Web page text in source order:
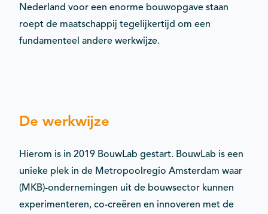
Nederland voor een enorme bouwopgave staan
roept de maatschappij tegelijkertijd om een
fundamenteel andere werkwijze.
De werkwijze
Hierom is in 2019 BouwLab gestart. BouwLab is een
unieke plek in de Metropoolregio Amsterdam waar
(MKB)-ondernemingen uit de bouwsector kunnen
experimenteren, co-creëren en innoveren met de